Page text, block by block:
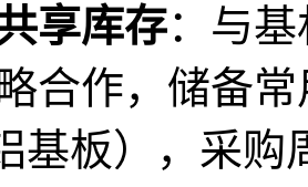
享库存：与
合作，储备
基板），采购